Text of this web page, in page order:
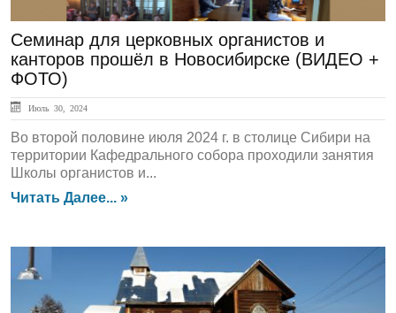
Семинар для церковных органистов и
канторов прошёл в Новосибирске (ВИДЕО +
ФОТО)
Июль 30, 2024
Во второй половине июля 2024 г. в столице Сибири на
территории Кафедрального собора проходили занятия
Школы органистов и...
Читать Далее... »
ГЛАВНАЯ